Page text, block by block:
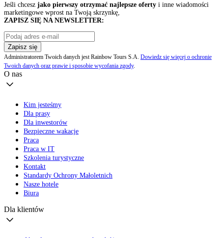
Jeśli chcesz jako pierwszy otrzymać najlepsze oferty i inne wiadomości
marketingowe wprost na Twoją skrzynkę,
ZAPISZ SIĘ NA NEWSLETTER:
Zapisz się
Administratorem Twoich danych jest Rainbow Tours S.A. Dowiedz się więcej o ochronie
Twoich danych oraz prawie i sposobie wycofania zgody.
O nas
Kim jesteśmy
Dla prasy
Dla inwestorów
Bezpieczne wakacje
Praca
Praca w IT
Szkolenia turystyczne
Kontakt
Standardy Ochrony Małoletnich
Nasze hotele
Biura
Dla klientów